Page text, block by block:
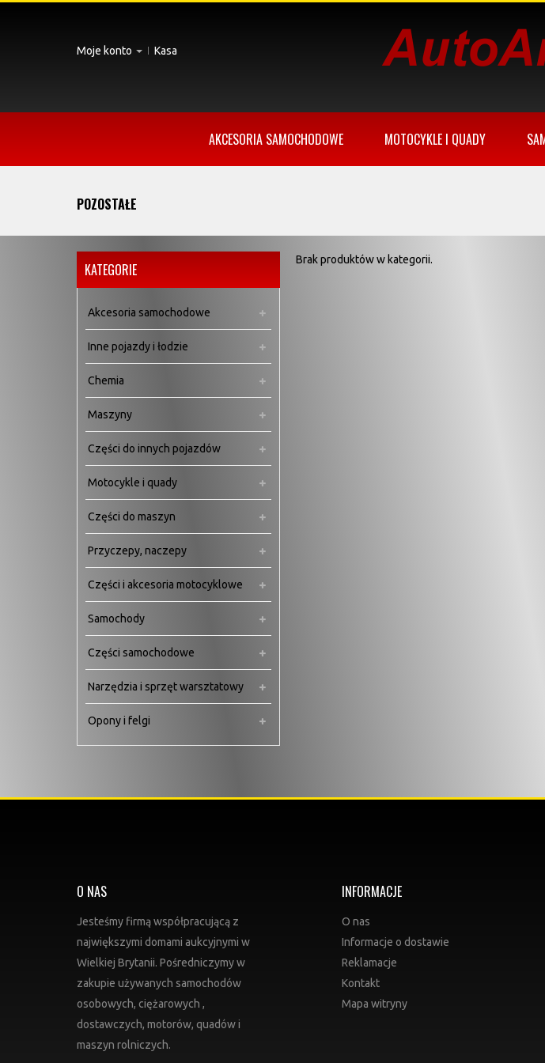
Moje konto Kasa
AKCESORIA SAMOCHODOWE MOTOCYKLE I QUADY
POZOSTAŁE
KATEGORIE
Akcesoria samochodowe
Inne pojazdy i łodzie
Chemia
Maszyny
Części do innych pojazdów
Motocykle i quady
Części do maszyn
Przyczepy, naczepy
Części i akcesoria motocyklowe
Samochody
Części samochodowe
Narzędzia i sprzęt warsztatowy
Opony i felgi
Brak produktów w kategorii.
O NAS
Jesteśmy firmą współpracującą z
największymi domami aukcyjnymi w
Wielkiej Brytanii. Pośredniczymy w
zakupie używanych samochodów
osobowych, ciężarowych ,
dostawczych, motorów, quadów i
maszyn rolniczych.
INFORMACJE
O nas
Informacje o dostawie
Reklamacje
Kontakt
Mapa witryny